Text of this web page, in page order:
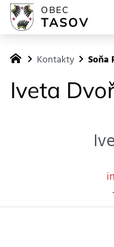
Kontakty Soňa
Iveta
OBEC
TASOV